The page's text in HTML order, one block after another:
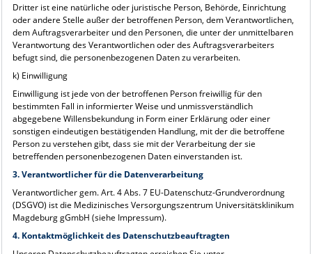
Dritter ist eine natürliche oder juristische Person, Behörde, Einrichtung
oder andere Stelle außer der betroffenen Person, dem Verantwortlichen,
dem Auftragsverarbeiter und den Personen, die unter der unmittelbaren
Verantwortung des Verantwortlichen oder des Auftragsverarbeiters
befugt sind, die personenbezogenen Daten zu verarbeiten.
k) Einwilligung
Einwilligung ist jede von der betroffenen Person freiwillig für den
bestimmten Fall in informierter Weise und unmissverständlich
abgegebene Willensbekundung in Form einer Erklärung oder einer
sonstigen eindeutigen bestätigenden Handlung, mit der die betroffene
Person zu verstehen gibt, dass sie mit der Verarbeitung der sie
betreffenden personenbezogenen Daten einverstanden ist.
3. Verantwortlicher für die Datenverarbeitung
Verantwortlicher gem. Art. 4 Abs. 7 EU-Datenschutz-Grundverordnung
(DSGVO) ist die Medizinisches Versorgungszentrum Universitätsklinikum
Magdeburg gGmbH (siehe Impressum).
4. Kontaktmöglichkeit des Datenschutzbeauftragten